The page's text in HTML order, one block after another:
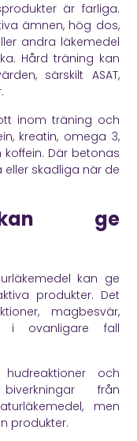
är farliga.
ämnen, hög dos,
andra läkemedel
Hård träning kan
särskilt ASAT,
inom träning och
kreatin, omega 3,
koffein. Där betonas
skadliga när de
kan ge
kan ge
produkter. Det
magbesvär,
i ovanligare fall
och
från
men
produkter.